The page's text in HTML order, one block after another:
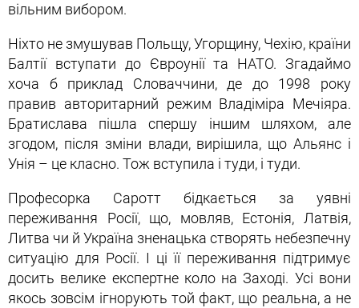
вільним вибором.
Ніхто не змушував Польщу, Угорщину, Чехію, країни
Балтії вступати до Євроунії та НАТО. Згадаймо
хоча б приклад Словаччини, де до 1998 року
правив авторитарний режим Владіміра Мечіяра.
Братислава пішла спершу іншим шляхом, але
згодом, після зміни влади, вирішила, що Альянс і
Унія – це класно. Тож вступила і туди, і туди.
Професорка Саротт бідкається за уявні
переживання Росії, що, мовляв, Естонія, Латвія,
Литва чи й Україна зненацька створять небезпечну
ситуацію для Росії. І ці її переживання підтримує
досить велике експертне коло на Заході. Усі вони
якось зовсім ігнорують той факт, що реальна, а не